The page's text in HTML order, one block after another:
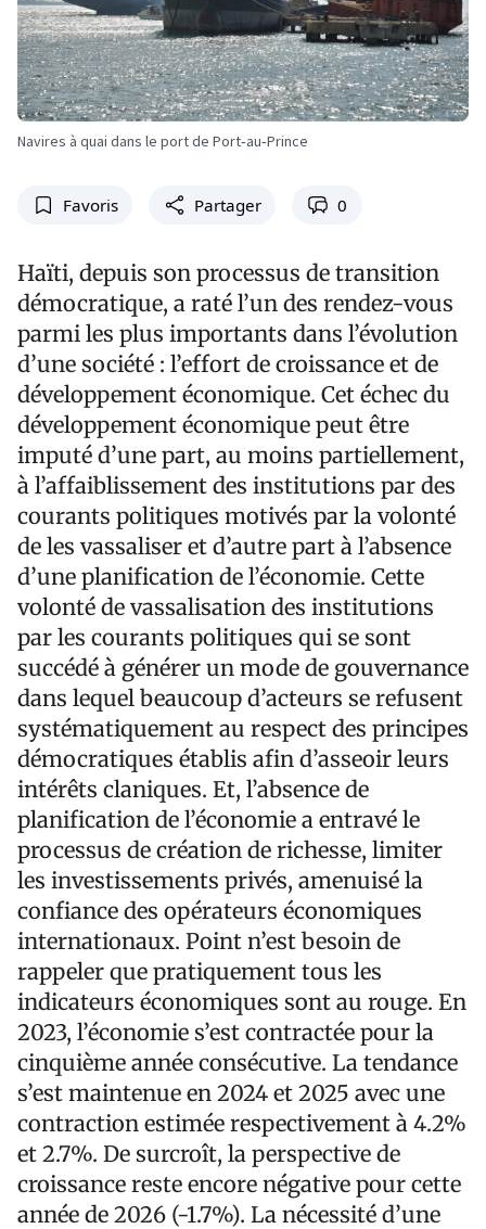
Navires à quai dans le port de Port‑au‑Prince
Favoris Partager 0
Haïti, depuis son processus de transition
démocratique, a raté l’un des rendez-vous
parmi les plus importants dans l’évolution
d’une société : l’effort de croissance et de
développement économique. Cet échec du
développement économique peut être
imputé d’une part, au moins partiellement,
à l’affaiblissement des institutions par des
courants politiques motivés par la volonté
de les vassaliser et d’autre part à l’absence
d’une planification de l’économie. Cette
volonté de vassalisation des institutions
par les courants politiques qui se sont
succédé à générer un mode de gouvernance
dans lequel beaucoup d’acteurs se refusent
systématiquement au respect des principes
démocratiques établis afin d’asseoir leurs
intérêts claniques. Et, l’absence de
planification de l’économie a entravé le
processus de création de richesse, limiter
les investissements privés, amenuisé la
confiance des opérateurs économiques
internationaux. Point n’est besoin de
rappeler que pratiquement tous les
indicateurs économiques sont au rouge. En
2023, l’économie s’est contractée pour la
cinquième année consécutive. La tendance
s’est maintenue en 2024 et 2025 avec une
contraction estimée respectivement à 4.2%
et 2.7%. De surcroît, la perspective de
croissance reste encore négative pour cette
année de 2026 (-1.7%). La nécessité d’une